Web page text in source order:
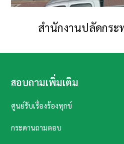
สำนักงานปลัดกระ
สอบถามเพิ่มเติม
ศูนย์รับเรื่องร้องทุกข์
กระดานถามตอบ